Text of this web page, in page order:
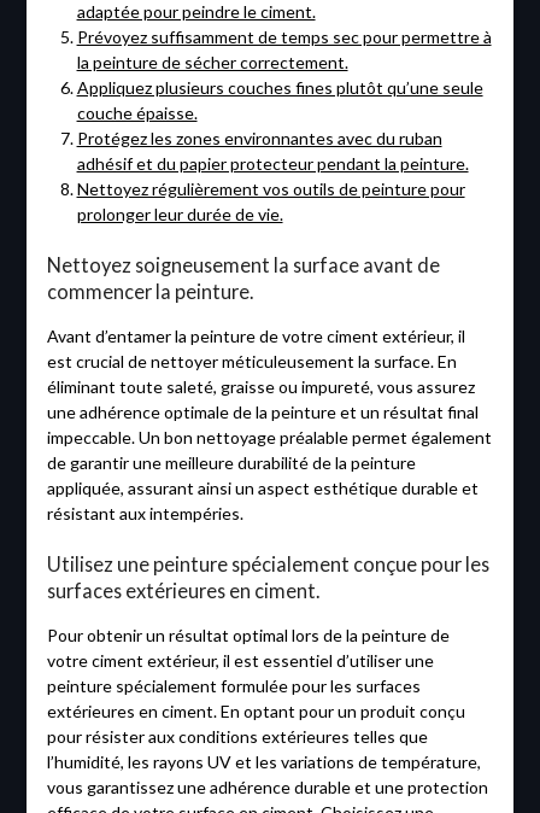
adaptée pour peindre le ciment.
Prévoyez suffisamment de temps sec pour permettre à
la peinture de sécher correctement.
Appliquez plusieurs couches fines plutôt qu’une seule
couche épaisse.
Protégez les zones environnantes avec du ruban
adhésif et du papier protecteur pendant la peinture.
Nettoyez régulièrement vos outils de peinture pour
prolonger leur durée de vie.
Nettoyez soigneusement la surface avant de
commencer la peinture.
Avant d’entamer la peinture de votre ciment extérieur, il
est crucial de nettoyer méticuleusement la surface. En
éliminant toute saleté, graisse ou impureté, vous assurez
une adhérence optimale de la peinture et un résultat final
impeccable. Un bon nettoyage préalable permet également
de garantir une meilleure durabilité de la peinture
appliquée, assurant ainsi un aspect esthétique durable et
résistant aux intempéries.
Utilisez une peinture spécialement conçue pour les
surfaces extérieures en ciment.
Pour obtenir un résultat optimal lors de la peinture de
votre ciment extérieur, il est essentiel d’utiliser une
peinture spécialement formulée pour les surfaces
extérieures en ciment. En optant pour un produit conçu
pour résister aux conditions extérieures telles que
l’humidité, les rayons UV et les variations de température,
vous garantissez une adhérence durable et une protection